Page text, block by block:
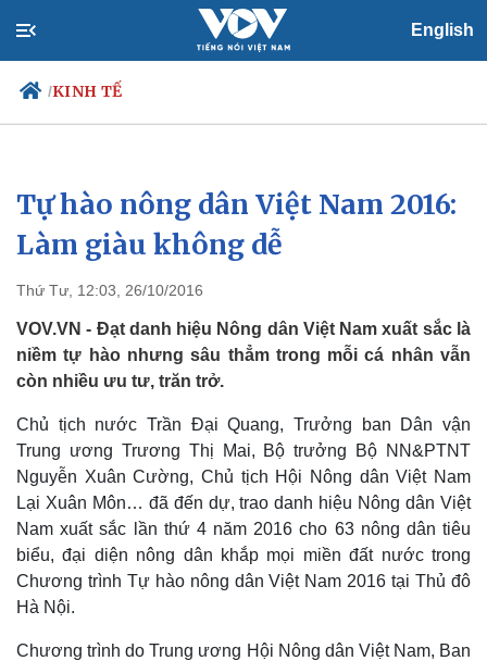
English
/KINH TẾ
Chính trị
Đảng
Tổ chức nhân sự
Nhận diện sự thật
Xã hội
Tin 24h
Dự báo thời tiết
Việc làm
Biển đảo
Tự hào nông dân Việt Nam 2016:
Làm giàu không dễ
Thứ Tư, 12:03, 26/10/2016
VOV.VN - Đạt danh hiệu Nông dân Việt Nam xuất sắc là
niềm tự hào nhưng sâu thẳm trong mỗi cá nhân vẫn
còn nhiều ưu tư, trăn trở.
Chủ tịch nước Trần Đại Quang, Trưởng ban Dân vận
Trung ương Trương Thị Mai, Bộ trưởng Bộ NN&PTNT
Nguyễn Xuân Cường, Chủ tịch Hội Nông dân Việt Nam
Lại Xuân Môn… đã đến dự, trao danh hiệu Nông dân Việt
Nam xuất sắc lần thứ 4 năm 2016 cho 63 nông dân tiêu
biểu, đại diện nông dân khắp mọi miền đất nước trong
Chương trình Tự hào nông dân Việt Nam 2016 tại Thủ đô
Hà Nội.
Chương trình do Trung ương Hội Nông dân Việt Nam, Ban